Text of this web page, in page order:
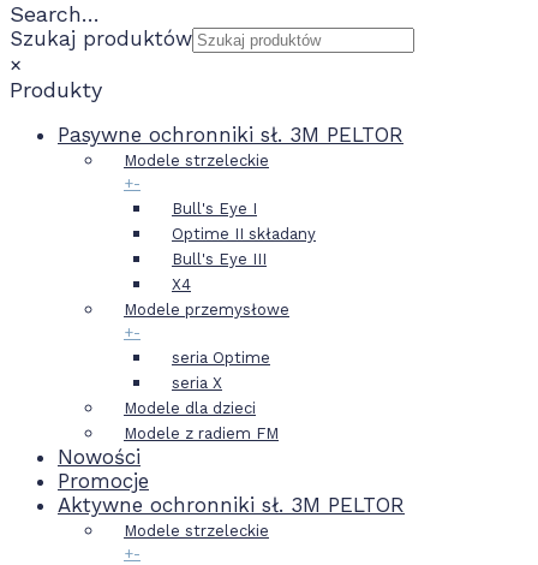
Search…
Szukaj produktów
×
Produkty
Pasywne ochronniki sł. 3M PELTOR
Modele strzeleckie
+-
Bull's Eye I
Optime II składany
Bull's Eye III
X4
Modele przemysłowe
+-
seria Optime
seria X
Modele dla dzieci
Modele z radiem FM
Nowości
Promocje
Aktywne ochronniki sł. 3M PELTOR
Modele strzeleckie
+-